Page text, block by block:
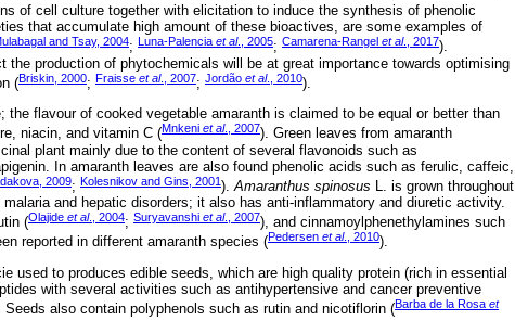
of cell culture together with elicitation to induce the synthesis of phenolic
that accumulate high amount of these bioactives, are some examples of
and Tsay, 2004; Luna-Palencia et al., 2005; Camarena-Rangel et al., 2017).
the production of phytochemicals will be at great importance towards optimising
(Briskin, 2000; Fraisse et al., 2007; Jordão et al., 2010).
the flavour of cooked vegetable amaranth is claimed to be equal or better than
niacin, and vitamin C (Mnkeni et al., 2007). Green leaves from amaranth
plant mainly due to the content of several flavonoids such as
In amaranth leaves are also found phenolic acids such as ferulic, caffeic,
2009; Kolesnikov and Gins, 2001). Amaranthus spinosus L. is grown throughout
and hepatic disorders; it also has anti-inflammatory and diuretic activity.
(Olajide et al., 2004; Suryavanshi et al., 2007), and cinnamoylphenethylamines such
reported in different amaranth species (Pedersen et al., 2010).
used to produces edible seeds, which are high quality protein (rich in essential
with several activities such as antihypertensive and cancer preventive
Seeds also contain polyphenols such as rutin and nicotiflorin (Barba de la Rosa et